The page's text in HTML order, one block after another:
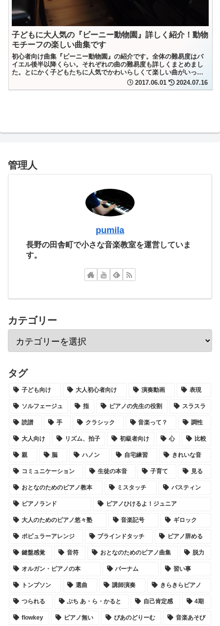
子どもに大人気の『ビーニー動物園』詳しく紹介！動物
モチーフの楽しい曲集です
初心者向け曲集『ビーニー動物園』の紹介です。全体の難易度はバ
イエル後半以降くらい。それぞれの曲の難易度も詳しくまとめまし
た。とにかく子どもたちに人気でかわいらしくて楽しい曲がいっぱ
2017.06.01 2024.07.16
管理人
pumila
長野の田舎町で小さな音楽教室を運営していま
す。
カテゴリー
タグ
子ども向け 大人初心者向け 演奏動画 表現
ソルフェージュ 指 ピアノの先生の役割 スラスラ
読譜 手 クラシック 音楽って？ 調性
大人向け リズム、拍子 初級者向け 心 比較
親 脳 ハノン 自宅練習 きれいな音
コミュニケーション 生徒の本音 子育て 見る
おとなのためのピアノ教本 ミスタッチ バスティン
ピアノランド ピアノひけるよ！ジュニア
大人のためのピアノ悠々塾 音楽記号 ギロック
ポピュラーアレンジ ブラインドタッチ ピアノ辞める
鍵盤感覚 音符 おとなのためのピアノ曲集 脱力
オルガン・ピアノの本 バーナム 習い事
トンプソン 選曲 講師演奏 きらきらピアノ
つられる ぷち あ・ら・かると 自己肯定感 4期
flowkey ピアノ無い ぴあのどりーむ 音楽あそび